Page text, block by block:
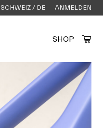
SCHWEIZ / DE ANMELDEN
SHOP